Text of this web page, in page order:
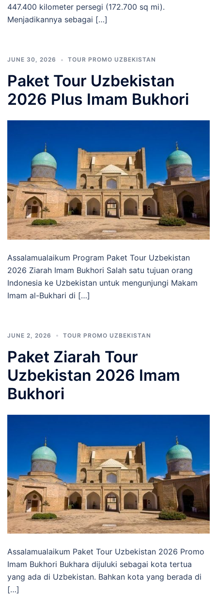
447.400 kilometer persegi (172.700 sq mi).
Menjadikannya sebagai […]
JUNE 30, 2026 TOUR PROMO UZBEKISTAN
Paket Tour Uzbekistan
2026 Plus Imam Bukhori
Assalamualaikum Program Paket Tour Uzbekistan
2026 Ziarah Imam Bukhori Salah satu tujuan orang
Indonesia ke Uzbekistan untuk mengunjungi Makam
Imam al-Bukhari di […]
JUNE 2, 2026 TOUR PROMO UZBEKISTAN
Paket Ziarah Tour
Uzbekistan 2026 Imam
Bukhori
Assalamualaikum Paket Tour Uzbekistan 2026 Promo
Imam Bukhori Bukhara dijuluki sebagai kota tertua
yang ada di Uzbekistan. Bahkan kota yang berada di
[…]